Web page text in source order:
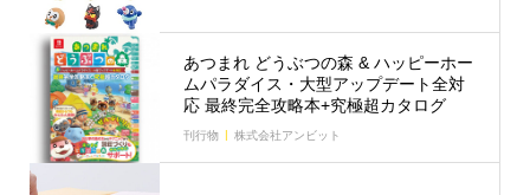
あつまれ どうぶつの森 & ハッピーホー
ムパラダイス・大型アップデート全対
応 最終完全攻略本+究極超カタログ
刊行物 株式会社アンビット